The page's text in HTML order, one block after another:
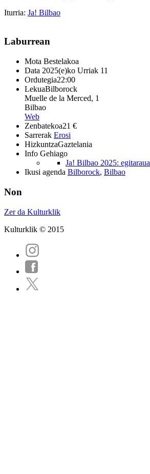
Iturria: Ja! Bilbao
Laburrean
Mota Bestelakoa
Data 2025(e)ko Urriak 11
Ordutegia22:00
LekuaBilborock
Muelle de la Merced, 1
Bilbao
Web
Zenbatekoa21 €
Sarrerak Erosi
HizkuntzaGaztelania
Info Gehiago
Ja! Bilbao 2025: egitaraua
Ikusi agenda Bilborock, Bilbao
Non
Zer da Kulturklik
Kulturklik © 2015